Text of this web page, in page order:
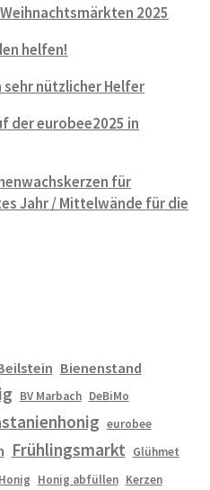
2025
helfen!
sehr nützlicher Helfer
der eurobee2025 in
für
Jahr / Mittelwände für die
Bienenstand
BV Marbach DeBiMo
eurobee
Frühlingsmarkt Glühmet
Honig Honig abfüllen Kerzen